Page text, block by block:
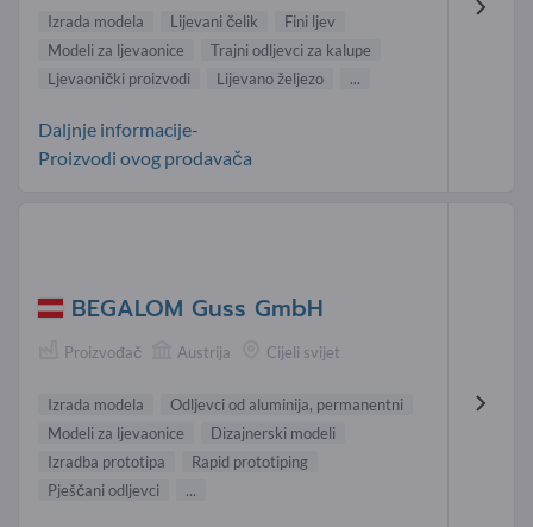
Izrada modela Lijevani čelik
Fini ljev
Modeli za ljevaonice
Trajni odljevci za kalupe
Ljevaonički proizvodi
Lijevano željezo ...
Daljnje informacije-
Proizvodi ovog prodavača
BEGALOM Guss GmbH
Proizvođač Austrija Cijeli svijet
Izrada modela
Odljevci od aluminija, permanentni
Modeli za ljevaonice
Dizajnerski modeli
Izradba prototipa
Rapid prototiping
Pješčani odljevci
...